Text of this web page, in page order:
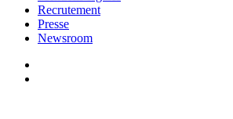
Recrutement
Presse
Newsroom